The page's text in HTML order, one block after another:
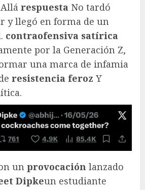
respuesta No tardó
y llegó en forma de un
contraofensiva satírica
por la Generación Z,
una marca de infamia
resistencia feroz Y
un provocación lanzado
Dipkeun estudiante